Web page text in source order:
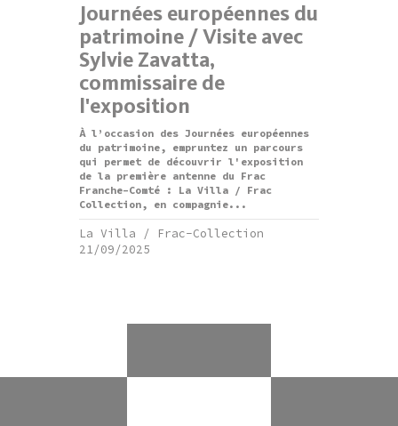
Journées européennes du
patrimoine / Visite avec
Sylvie Zavatta,
commissaire de
l'exposition
À l’occasion des Journées européennes
du patrimoine, empruntez un parcours
qui permet de découvrir l'exposition
de la première antenne du Frac
Franche-Comté : La Villa / Frac
Collection, en compagnie...
La Villa / Frac-Collection
21/09/2025